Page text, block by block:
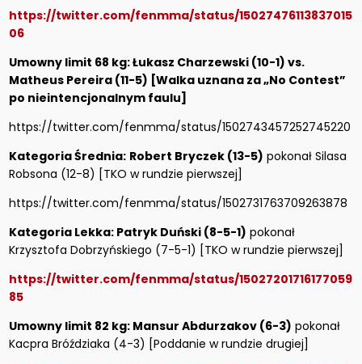
https://twitter.com/fenmma/status/15027476113837015
06
Umowny limit 68 kg: Łukasz Charzewski (10-1) vs.
Matheus Pereira (11-5) [Walka uznana za „No Contest”
po nieintencjonalnym faulu]
https://twitter.com/fenmma/status/1502743457252745220
Kategoria Średnia: Robert Bryczek (13-5) pokonał Silasa
Robsona (12-8) [TKO w rundzie pierwszej]
https://twitter.com/fenmma/status/1502731763709263878
Kategoria Lekka: Patryk Duński (8-5-1) pokonał
Krzysztofa Dobrzyńskiego (7-5-1) [TKO w rundzie pierwszej]
https://twitter.com/fenmma/status/15027201716177059
85
Umowny limit 82 kg: Mansur Abdurzakov (6-3) pokonał
Kacpra Bróździaka (4-3) [Poddanie w rundzie drugiej]